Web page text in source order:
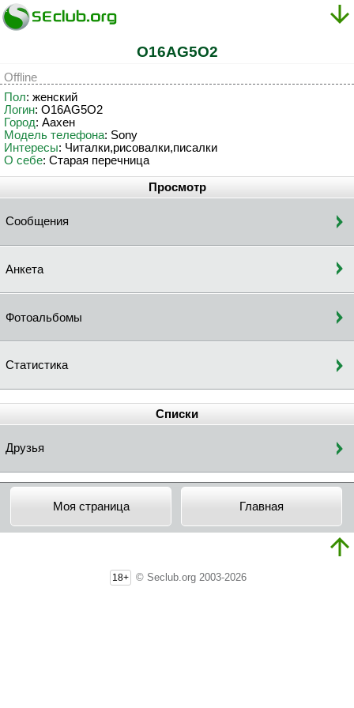
O16AG5O2
Offline
Пол: женский
Логин: O16AG5O2
Город: Аахен
Модель телефона: Sony
Интересы: Читалки,рисовалки,писалки
О себе: Старая перечница
Просмотр
Сообщения
Анкета
Фотоальбомы
Статистика
Списки
Друзья
Моя страница Главная
18+ © Seclub.org 2003-2026